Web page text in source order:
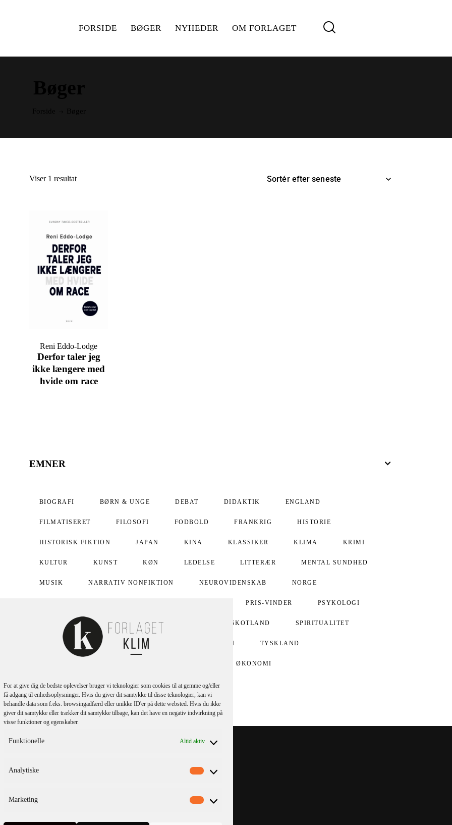
For at give dig de bedste oplevelser bruger vi teknologier som cookies til at gemme og/eller
få adgang til enhedsoplysninger. Hvis du giver dit samtykke til disse teknologier, kan vi
behandle data som f.eks. browsingadfærd eller unikke ID'er på dette websted. Hvis du ikke
giver dit samtykke eller trækker dit samtykke tilbage, kan det have en negativ indvirkning på
visse funktioner og egenskaber.
Funktionelle Altid aktiv
Analytiske
Marketing
FORSIDE BØGER NYHEDER OM FORLAGET
Viser 1 resultat
Derfor taler jeg
ikke længere med
hvide om race
Reni Eddo-Lodge
EMNER
BIOGRAFI BØRN & UNGE DEBAT DIDAKTIK ENGLAND
FILMATISERET FILOSOFI FODBOLD FRANKRIG HISTORIE
HISTORISK FIKTION JAPAN KINA KLASSIKER KLIMA KRIMI
KULTUR KUNST KØN LEDELSE LITTERÆR MENTAL SUNDHED
MUSIK NARRATIV NONFIKTION NEUROVIDENSKAB NORGE
PRIS-VINDER PSYKOLOGI
PÆDAGOGIK RELIGION SKOTLAND SPIRITUALITET
SUNDHED SVERIGE TEOLOGI TYSKLAND
ØKONOMI
nyhedsbrev